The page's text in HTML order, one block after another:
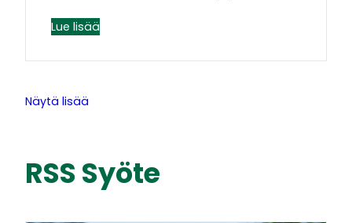
Lue lisää
Näytä lisää
RSS Syöte